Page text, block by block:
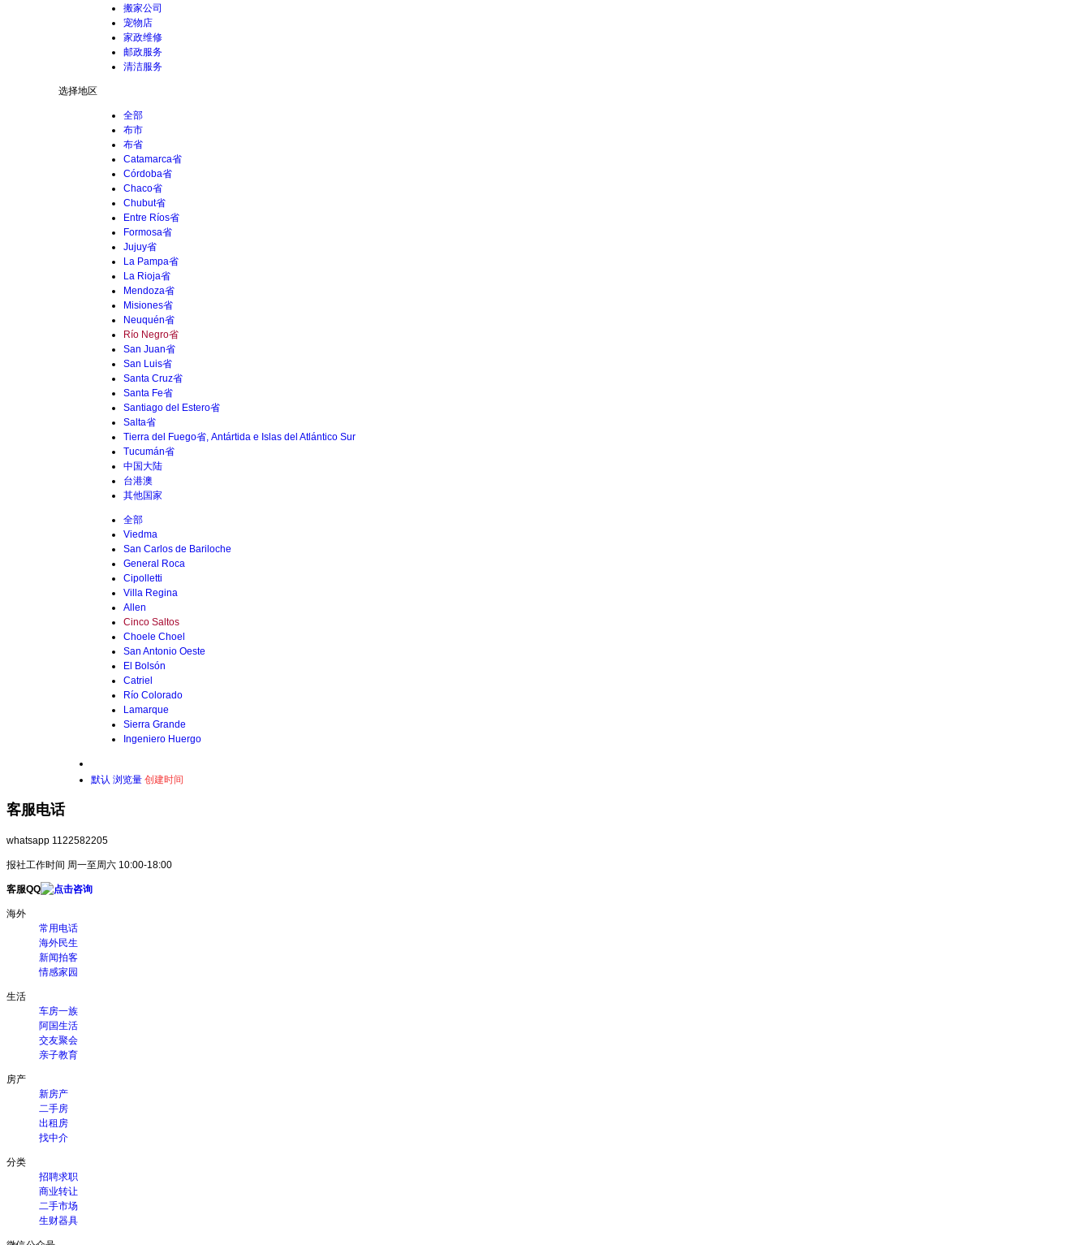
搬家公司
宠物店
家政维修
邮政服务
清洁服务
选择地区
全部
布市
布省
Catamarca省
Córdoba省
Chaco省
Chubut省
Entre Ríos省
Formosa省
Jujuy省
La Pampa省
La Rioja省
Mendoza省
Misiones省
Neuquén省
Río Negro省
San Juan省
San Luis省
Santa Cruz省
Santa Fe省
Santiago del Estero省
Salta省
Tierra del Fuego省, Antártida e Islas del Atlántico Sur
Tucumán省
中国大陆
台港澳
其他国家
全部
Viedma
San Carlos de Bariloche
General Roca
Cipolletti
Villa Regina
Allen
Cinco Saltos
Choele Choel
San Antonio Oeste
El Bolsón
Catriel
Río Colorado
Lamarque
Sierra Grande
Ingeniero Huergo
默认 浏览量 创建时间
客服电话
whatsapp 1122582205
报社工作时间 周一至周六 10:00-18:00
客服QQ
海外
常用电话
海外民生
新闻拍客
情感家园
生活
车房一族
阿国生活
交友聚会
亲子教育
房产
新房产
二手房
出租房
找中介
分类
招聘求职
商业转让
二手市场
生财器具